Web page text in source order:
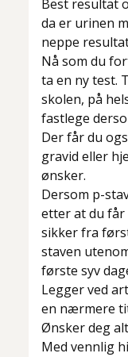
Best resultat
da er urinen
neppe
Nå som du
ta en ny test.
skolen, på
fastlege
Der får du
gravid eller
ønsker.
Dersom p-
etter at du får
sikker fra
staven
første syv
Legger ved
en nærmere
Ønsker deg
Med vennlig